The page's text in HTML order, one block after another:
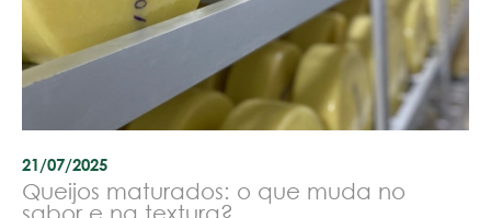
21/07/2025
Queijos maturados: o que muda no
sabor e na textura?